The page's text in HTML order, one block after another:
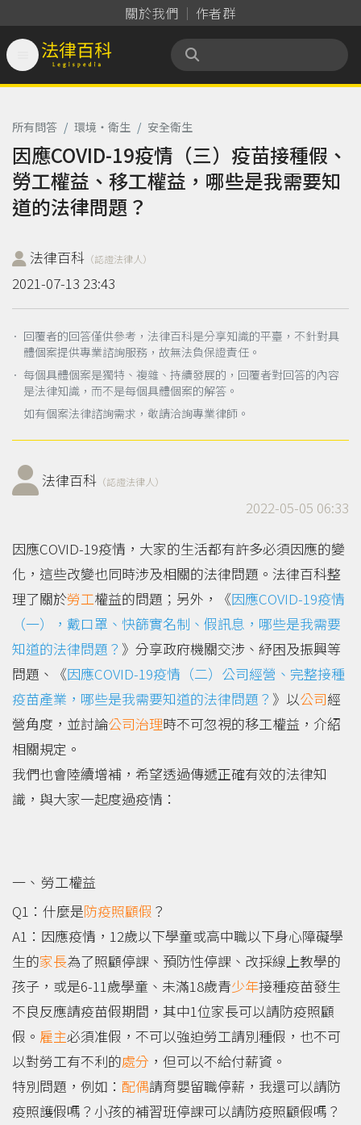
關於我們 作者群
法律百科 Legispedia
所有問答 / 環境‧衛生 / 安全衛生
因應COVID-19疫情（三）疫苗接種假、
勞工權益、移工權益，哪些是我需要知
道的法律問題？
法律百科 （認證法律人）
2021-07-13 23:43
． 回覆者的回答僅供參考，法律百科是分享知識的平臺，不針對具
體個案提供專業諮詢服務，故無法負保證責任。
． 每個具體個案是獨特、複雜、持續發展的，回覆者對回答的內容
是法律知識，而不是每個具體個案的解答。
如有個案法律諮詢需求，敬請洽詢專業律師。
法律百科 （認證法律人）
2022-05-05 06:33
因應COVID-19疫情，大家的生活都有許多必須因應的變
化，這些改變也同時涉及相關的法律問題。法律百科整
理了關於勞工權益的問題；另外，《因應COVID-19疫情
（一），戴口罩、快篩實名制、假訊息，哪些是我需要
知道的法律問題？ 》分享政府機關交涉、紓困及振興等
問題、《因應COVID-19疫情（二）公司經營、完整接種
疫苗產業，哪些是我需要知道的法律問題？ 》以公司經
營角度，並討論公司治理時不可忽視的移工權益，介紹
相關規定。
我們也會陸續增補，希望透過傳遞正確有效的法律知
識，與大家一起度過疫情：
勞工權益
Q1：什麼是防疫照顧假 ？
A1：因應疫情，12歲以下學童或高中職以下身心障礙學
生的家長為了照顧停課、預防性停課、改採線上教學的
孩子，或是6-11歲學童、未滿18歲青少年接種疫苗發生
不良反應請疫苗假期間，其中1位家長可以請防疫照顧
假。 雇主必須准假，不可以強迫勞工請別種假，也不可
以對勞工有不利的處分 ，但可以不給付薪資。
特別問題，例如： 配偶請育嬰留職停薪，我還可以請防
疫照護假嗎？小孩的補習班停課可以請防疫照顧假嗎？